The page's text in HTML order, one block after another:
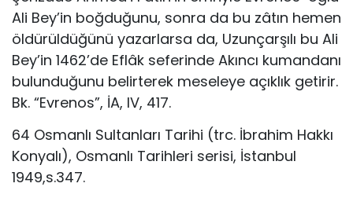
Ali Bey’in boğduğunu, sonra da bu zâtın hemen
öldürüldüğünü yazarlarsa da, Uzunçarşılı bu Ali
Bey’in 1462’de Eflâk seferinde Akıncı kumandanı
bulunduğunu belirterek meseleye açıklık getirir.
Bk. “Evrenos”, İA, IV, 417.
64 Osmanlı Sultanları Tarihi (trc. İbrahim Hakkı
Konyalı), Osmanlı Tarihleri serisi, İstanbul
1949,s.347.